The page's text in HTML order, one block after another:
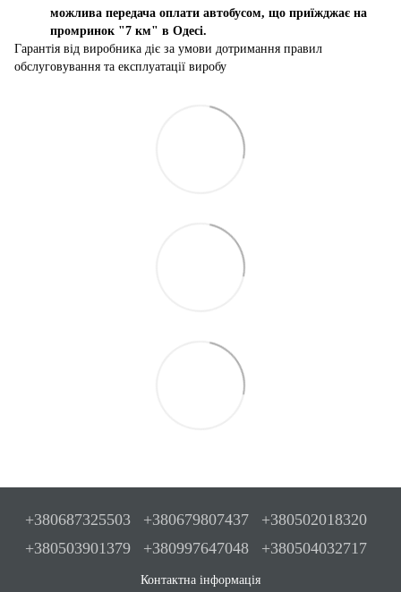
можлива передача оплати автобусом, що приїжджає на
промринок "7 км" в Одесі.
Гарантія від виробника діє за умови дотримання правил
обслуговування та експлуатації виробу
+380687325503 +380679807437
+380502018320
+380503901379
+380997647048 +380504032717
Контактна інформація